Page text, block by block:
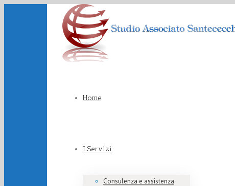
Home
I Servizi
Consulenza e assistenza